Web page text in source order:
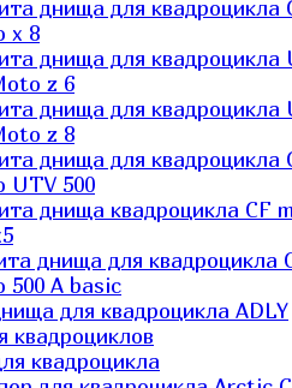
днища для квадроцикла
x 8
днища для квадроцикла
z 6
днища для квадроцикла
z 8
днища для квадроцикла
UTV 500
днища квадроцикла СF
днища для квадроцикла
500 A basic
для квадроцикла ADLY
квадроциклов
квадроцикла